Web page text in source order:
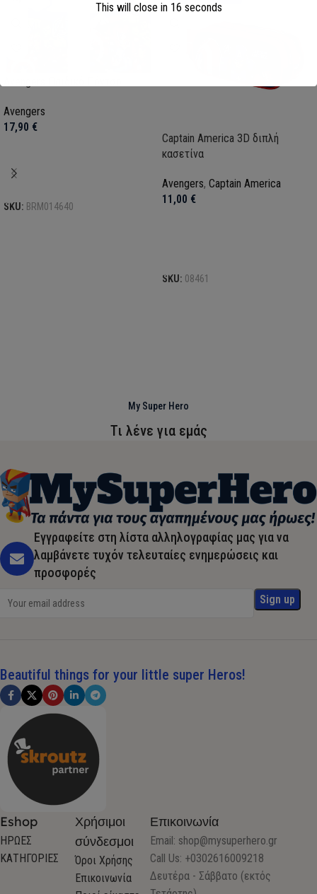
Avengers
17,90 €
Προσθήκη στο καλάθι
SKU: BRM014640
Captain America 3D διπλή
κασετίνα
Avengers, Captain America
11,00 €
SKU: 08461
My Super Hero
Τι λένε για εμάς
Εγγραφείτε στη λίστα αλληλογραφίας μας για να
λαμβάνετε τυχόν τελευταίες ενημερώσεις και
προσφορές
Beautiful things for your little super Heros!
Eshop
ΗΡΩΕΣ
ΚΑΤΗΓΟΡΙΕΣ
Χρήσιμοι
σύνδεσμοι
Όροι Χρήσης
Επικοινωνία
Επικοινωνία
Email: shop@mysuperhero.gr
Call Us: +0302616009218
Δευτέρα - Σάββατο (εκτός
This will close in 15 seconds